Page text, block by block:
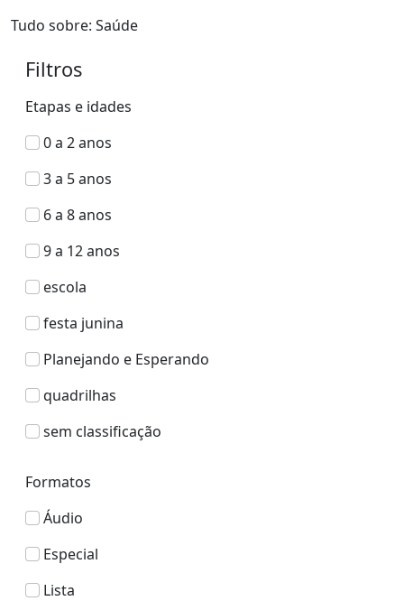
Tudo sobre: Saúde
Filtros
Etapas e idades
0 a 2 anos
3 a 5 anos
6 a 8 anos
9 a 12 anos
escola
festa junina
Planejando e Esperando
quadrilhas
sem classificação
Formatos
Áudio
Especial
Lista